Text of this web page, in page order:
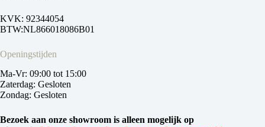
KVK: 92344054
BTW:NL866018086B01
Openingstijden
Ma-Vr: 09:00 tot 15:00
Zaterdag: Gesloten
Zondag: Gesloten
Bezoek aan onze showroom is alleen mogelijk op